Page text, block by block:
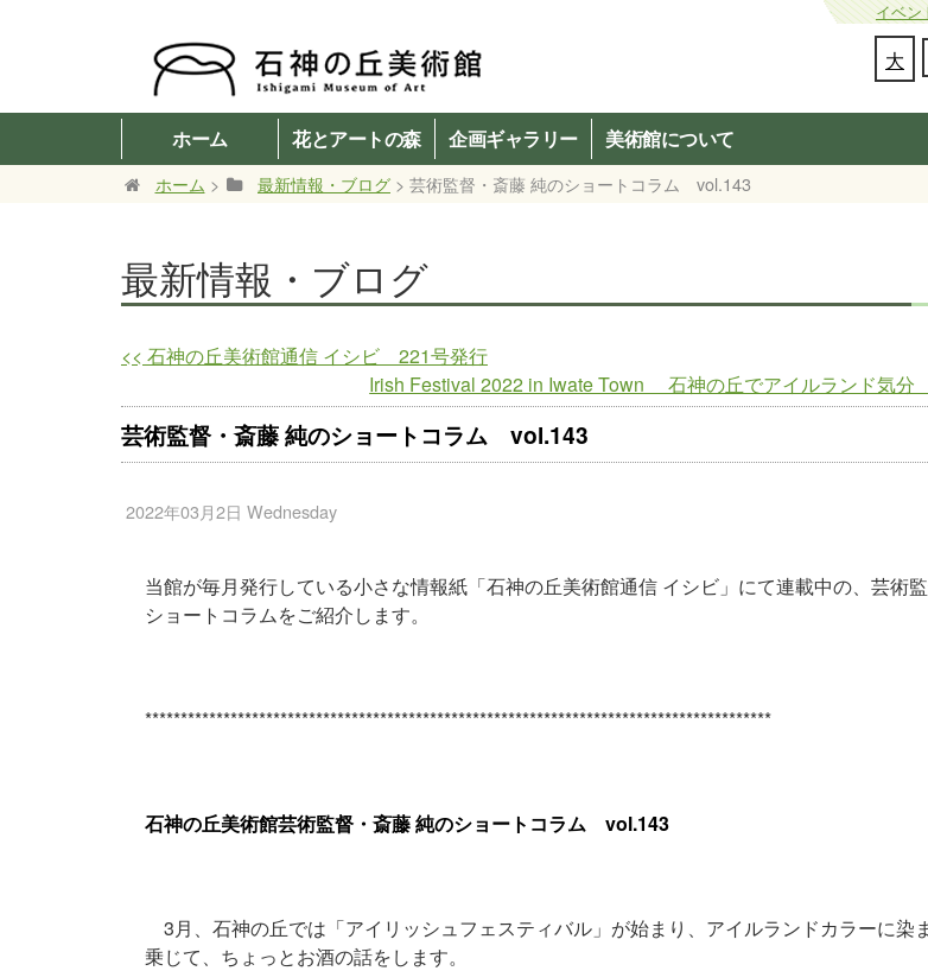
イベン
大
ホーム 花とアートの森 企画ギャラリー 美術館について
ホーム > 最新情報・ブログ > 芸術監督・斎藤 純のショートコラム vol.143
最新情報・ブログ
<< 石神の丘美術館通信 イシビ 221号発行
Irish Festival 2022 in Iwate Town 石神の丘でアイルランド気
芸術監督・斎藤 純のショートコラム vol.143
2022年03月2日 Wednesday
当館が毎月発行している小さな情報紙「石神の丘美術館通信 イシビ」にて連載中の、芸術
ショートコラムをご紹介します。
****************************************************************************************
石神の丘美術館芸術監督・斎藤 純のショートコラム vol.143
3月、石神の丘では「アイリッシュフェスティバル」が始まり、アイルランドカラーに染
乗じて、ちょっとお酒の話をします。